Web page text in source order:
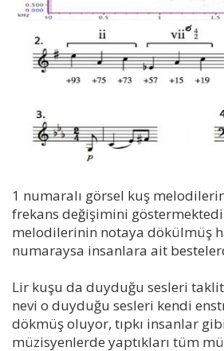
1 numaralı görsel kuş
frekans değişimini
melodilerinin notaya dökülmüş
numaraysa insanlara ait
Lir kuşu da duyduğu sesleri
nevi o duyduğu sesleri kendi
dökmüş oluyor, tıpkı insanlar
müzisyenlerde yaptıkları tüm